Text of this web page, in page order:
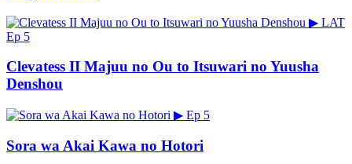
▶ LAT
Ep 5
Clevatess II Majuu no Ou to Itsuwari no Yuusha
Denshou
▶ Ep 5
Sora wa Akai Kawa no Hotori